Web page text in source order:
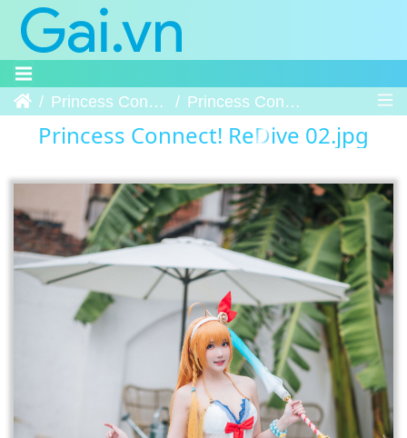
Trang chủPrincess Connect! ReDive Princess Connect! ReDive 02
Princess Connect! ReDive 02.jpg